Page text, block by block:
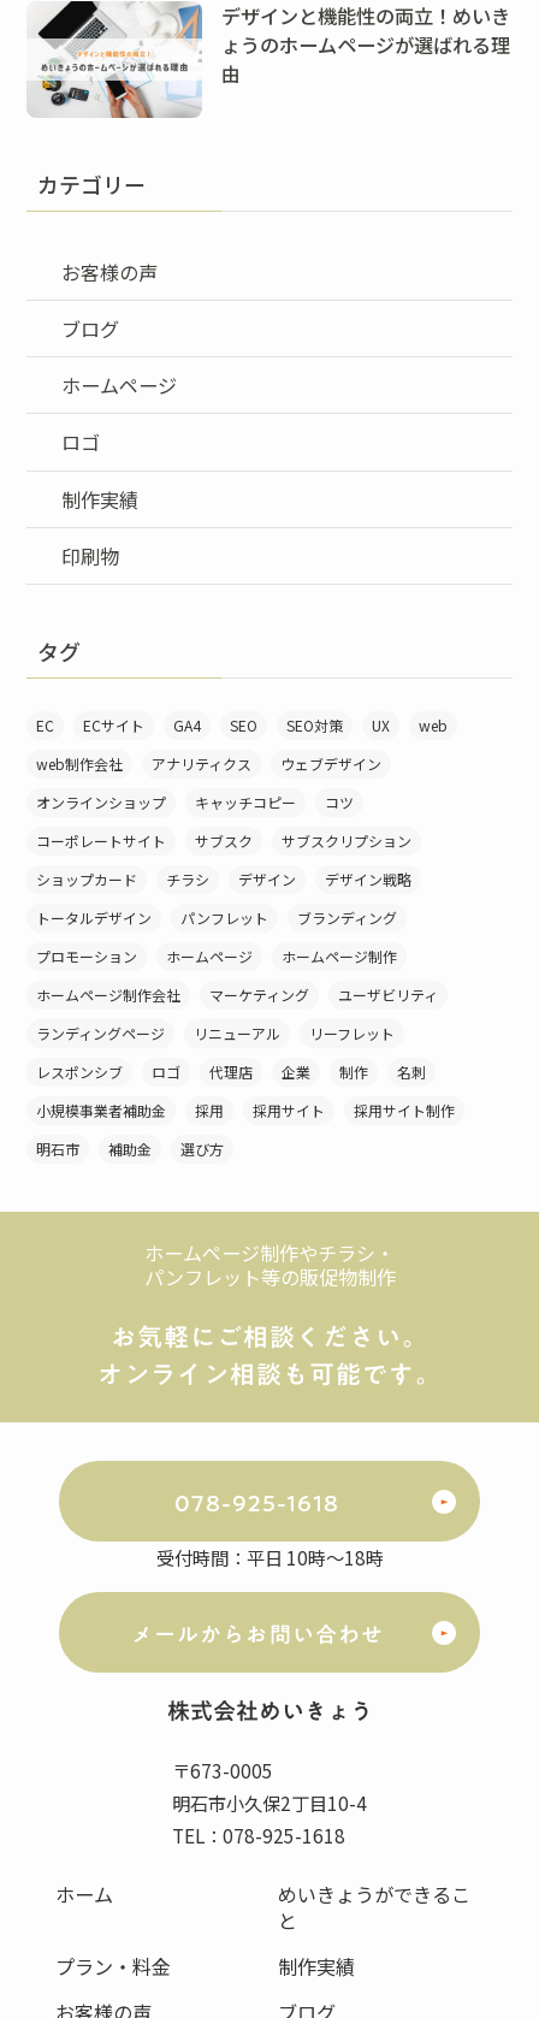
デザインと機能性の両立！めいき
ょうのホームページが選ばれる理
由
カテゴリー
お客様の声
ブログ
ホームページ
ロゴ
制作実績
印刷物
タグ
EC ECサイト GA4 SEO SEO対策 UX
web
web制作会社
アナリティクス
ウェブデザイン
オンラインショップ
キャッチコピー
コツ
コーポレートサイト
サブスク
サブスクリプション
ショップカード
チラシ デザイン
デザイン戦略
トータルデザイン
パンフレット
ブランディング
プロモーション
ホームページ
ホームページ制作
ホームページ制作会社
マーケティング
ユーザビリティ
ランディングページ
リニューアル
リーフレット
レスポンシブ
ロゴ 代理店 企業 制作
名刺
小規模事業者補助金
採用 採用サイト
採用サイト制作
明石市
補助金 選び方
ホームページ制作やチラシ・
パンフレット等の販促物制作
お気軽にご相談ください。
オンライン相談も可能です。
078-925-1618
受付時間：平日 10時～18時
メールからお問い合わせ
株式会社めいきょう
〒673-0005
明石市小久保2丁目10-4
TEL：078-925-1618
ホーム
めいきょうができるこ
と
プラン・料金
制作実績